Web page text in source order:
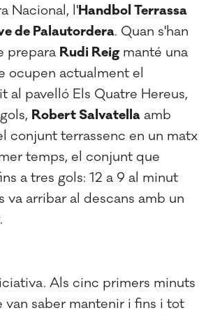
Nacional, l'Handbol Terrassa
de Palautordera. Quan s'han
prepara Rudi Reig manté una
ocupen actualment el
al pavelló Els Quatre Hereus,
Robert Salvatella amb
conjunt terrassenc en un matx
temps, el conjunt que
a tres gols: 12 a 9 al minut
va arribar al descans amb un
Als cinc primers minuts
van saber mantenir i fins i tot